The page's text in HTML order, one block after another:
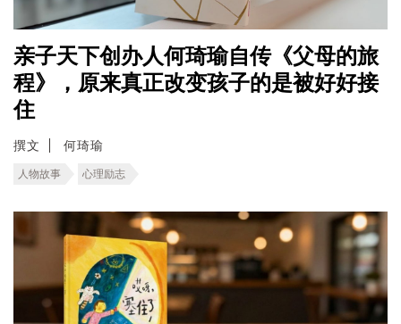
亲子天下创办人何琦瑜自传《父母的旅
程》，原来真正改变孩子的是被好好接
住
撰文 何琦瑜
人物故事 心理励志